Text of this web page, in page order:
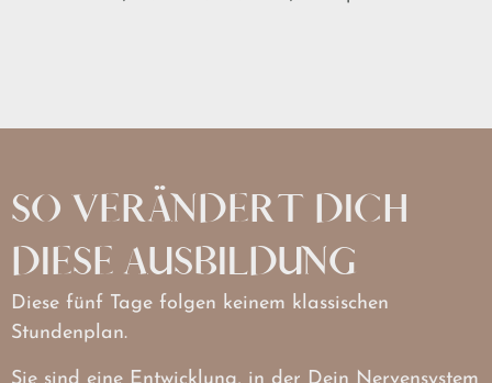
SO VERÄNDERT DICH
DIESE AUSBILDUNG
Diese fünf Tage folgen keinem klassischen
Stundenplan.
Sie sind eine Entwicklung, in der Dein Nervensystem